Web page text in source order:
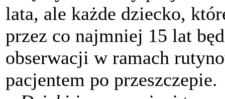
lata, ale każde dziecko,
przez co najmniej 15 lat
obserwacji w ramach
pacjentem po przeszczepie.